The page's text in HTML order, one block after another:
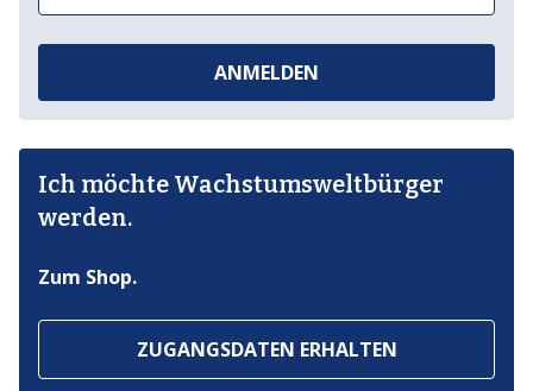
ANMELDEN
Ich möchte Wachstumsweltbürger
werden.
Zum Shop.
ZUGANGSDATEN ERHALTEN